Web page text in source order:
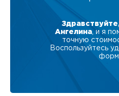
Ангелина , и я
точную
Воспользуйтесь